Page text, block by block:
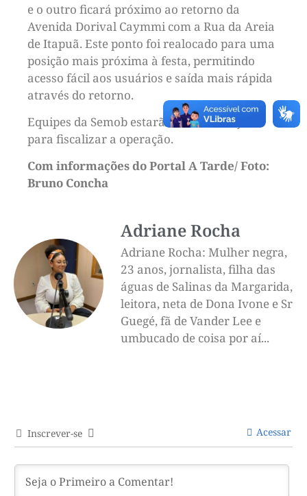
e o outro ficará próximo ao retorno da
Avenida Dorival Caymmi com a Rua da Areia
de Itapuã. Este ponto foi realocado para uma
posição mais próxima à festa, permitindo
acesso fácil aos usuários e saída mais rápida
através do retorno.
Equipes da Semob estarão nas imediações
para fiscalizar a operação.
Com informações do Portal A Tarde/ Foto:
Bruno Concha
Adriane Rocha
Adriane Rocha: Mulher negra,
23 anos, jornalista, filha das
águas de Salinas da Margarida,
leitora, neta de Dona Ivone e Sr
Guegé, fã de Vander Lee e
umbucado de coisa por aí...
Inscrever-se Acessar